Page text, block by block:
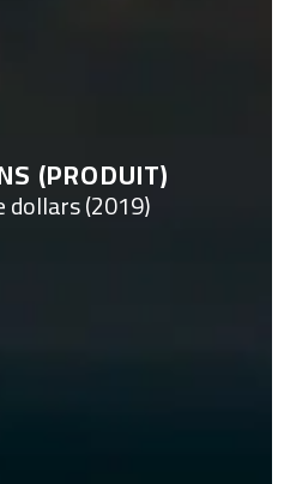
(PRODUIT)
dollars (2019)